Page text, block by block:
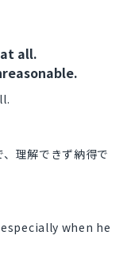
all.
理解できず納得で
when he